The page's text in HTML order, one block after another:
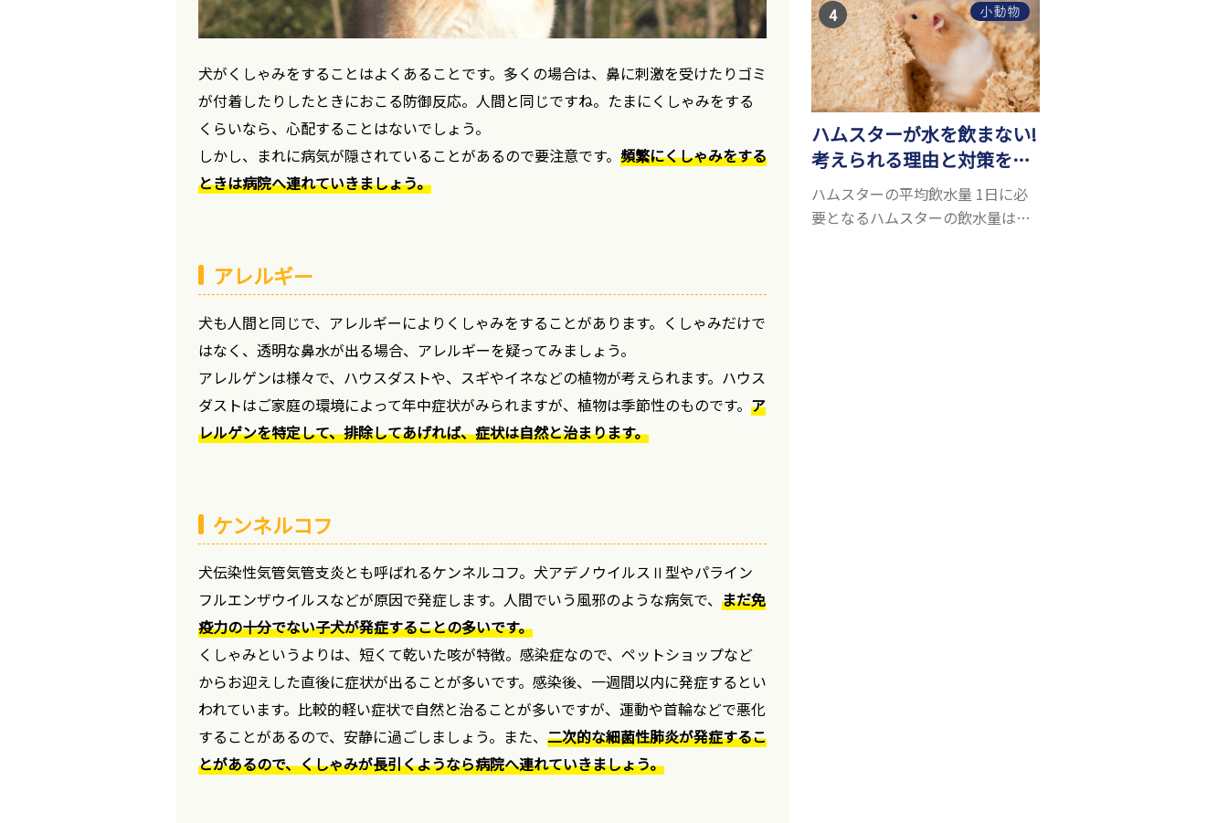
犬がくしゃみをすることはよくあることです。多くの場合は、鼻に刺激を受けたりゴミ
が付着したりしたときにおこる防御反応。人間と同じですね。たまにくしゃみをする
くらいなら、心配することはないでしょう。
しかし、まれに病気が隠されていることがあるので要注意です。 頻繁にくしゃみをする
ときは病院へ連れていきましょう。
アレルギー
犬も人間と同じで、アレルギーによりくしゃみをすることがあります。くしゃみだけで
はなく、透明な鼻水が出る場合、アレルギーを疑ってみましょう。
アレルゲンは様々で、ハウスダストや、スギやイネなどの植物が考えられます。ハウス
ダストはご家庭の環境によって年中症状がみられますが、植物は季節性のものです。 ア
レルゲンを特定して、排除してあげれば、症状は自然と治まります。
ケンネルコフ
犬伝染性気管気管支炎とも呼ばれるケンネルコフ。犬アデノウイルスⅡ型やパライン
フルエンザウイルスなどが原因で発症します。人間でいう風邪のような病気で、 まだ免
疫力の十分でない子犬が発症することの多いです。
くしゃみというよりは、短くて乾いた咳が特徴。感染症なので、ペットショップなど
からお迎えした直後に症状が出ることが多いです。感染後、一週間以内に発症するとい
われています。比較的軽い症状で自然と治ることが多いですが、運動や首輪などで悪化
することがあるので、安静に過ごしましょう。また、 二次的な細菌性肺炎が発症するこ
とがあるので、くしゃみが長引くようなら病院へ連れていきましょう。
気が高いです。 以下では寿命が長
い小動物6選を紹介！種類ごとに特
徴や飼育のポイ...
小動物
ハムスターが水を飲まない!
考えられる理由と対策を解
説
ハムスターの平均飲水量 1日に必
要となるハムスターの飲水量は、